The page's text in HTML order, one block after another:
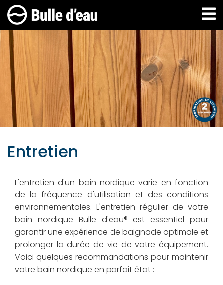
Aller
au
contenu
principal
Entretien
L'entretien d'un bain nordique varie en fonction
de la fréquence d'utilisation et des conditions
environnementales. L'entretien régulier de votre
bain nordique Bulle d'eau® est essentiel pour
garantir une expérience de baignade optimale et
prolonger la durée de vie de votre équipement.
Voici quelques recommandations pour maintenir
votre bain nordique en parfait état :